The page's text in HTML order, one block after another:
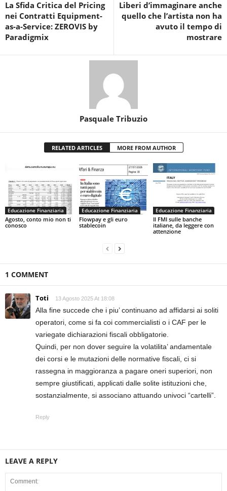
La Sfida Critica del Pricing
nei Contratti Equipment-
as-a-Service: ZEROVIS by
Paradigmix
Liberi d’immaginare anche
quello che l’artista non ha
avuto il tempo di
mostrare
Pasquale Tribuzio
RELATED ARTICLES MORE FROM AUTHOR
Educazione Finanziaria
Agosto, conto mio non ti
conosco
Educazione Finanziaria
Flowpay e gli euro
stablecoin
Educazione Finanziaria
Il FMI sulle banche
italiane, da leggere con
attenzione
1 COMMENT
Toti 13 Agosto 2025 At 18:08
Alla fine succede che i piu’ continuano ad affidarsi ai soliti
operatori, come si fa coi commercialisti o i CAF per le
variegate dichiarazioni fiscali obbligatorie.
Quindi, per non dover seguire la volatilita’ andamentale
dei corsi e le mutazioni delle normative fiscali, ci si
rassegna in maggioranza a pagare oneri superiori, non
sempre giustificati, applicati dalle solite istituzioni che,
sostanzialmente, si associano attuando univoci “cartelli”.
Reply
LEAVE A REPLY